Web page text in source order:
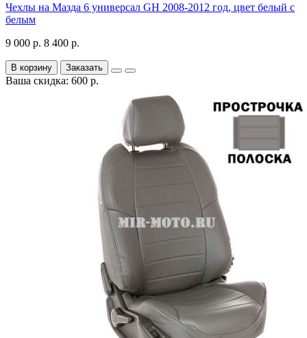
Чехлы на Мазда 6 универсал GH 2008-2012 год, цвет белый с
белым
9 000 р. 8 400 р.
В корзину Заказать
Ваша скидка: 600 р.